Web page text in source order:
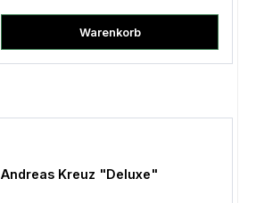
Warenkorb
Andreas Kreuz "Deluxe"